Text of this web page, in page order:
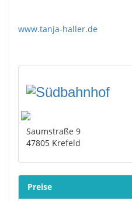
www.tanja-haller.de
Saumstraße 9
47805 Krefeld
Preise